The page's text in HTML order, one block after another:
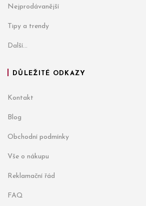
Nejprodávanější
Tipy a trendy
Další...
DŮLEŽITÉ ODKAZY
Kontakt
Blog
Obchodní podmínky
Vše o nákupu
Reklamační řád
FAQ